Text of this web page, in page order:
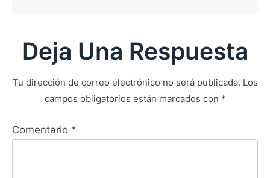
Deja Una Respuesta
Tu dirección de correo electrónico no será publicada. Los
campos obligatorios están marcados con *
Comentario *